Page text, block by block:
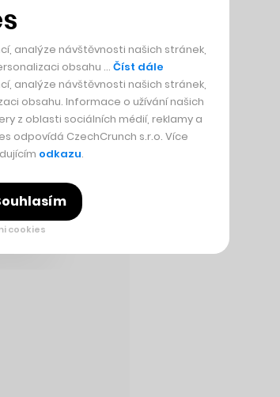
analýze návštěvnosti našich stránek,
obsahu … Číst dále
analýze návštěvnosti našich stránek,
obsahu. Informace o užívání našich
z oblasti sociálních médií, reklamy a
odpovídá CzechCrunch s.r.o. Více
odkazu.
cookies